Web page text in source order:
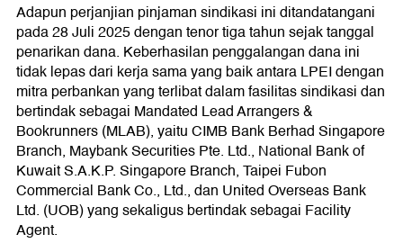
Adapun perjanjian pinjaman sindikasi ini ditandatangani
pada 28 Juli 2025 dengan tenor tiga tahun sejak tanggal
penarikan dana. Keberhasilan penggalangan dana ini
tidak lepas dari kerja sama yang baik antara LPEI dengan
mitra perbankan yang terlibat dalam fasilitas sindikasi dan
bertindak sebagai Mandated Lead Arrangers &
Bookrunners (MLAB), yaitu CIMB Bank Berhad Singapore
Branch, Maybank Securities Pte. Ltd., National Bank of
Kuwait S.A.K.P. Singapore Branch, Taipei Fubon
Commercial Bank Co., Ltd., dan United Overseas Bank
Ltd. (UOB) yang sekaligus bertindak sebagai Facility
Agent.